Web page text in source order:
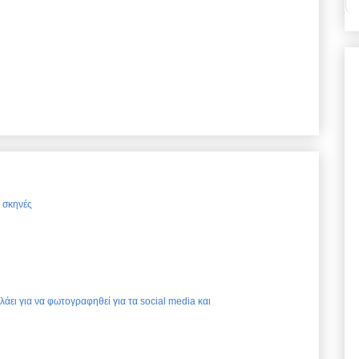
σκηνές
για να φωτογραφηθεί για τα social media και